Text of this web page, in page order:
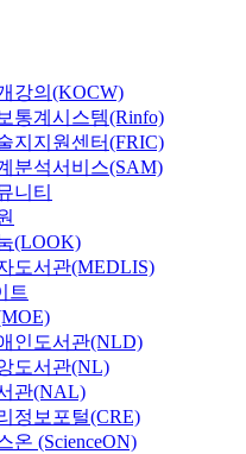
강의(KOCW)
통계시스템(Rinfo)
지지원센터(FRIC)
분석서비스(SAM)
니티
(LOOK)
도서관(MEDLIS)
트
인도서관(NLD)
도서관(NL)
관(NAL)
정보포털(CRE)
온 (ScienceON)